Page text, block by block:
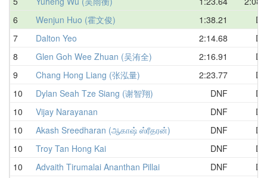
6
Wenjun Huo (霍文俊) 1:38.21
7
Dalton Yeo 2:14.68
8
Glen Goh Wee Zhuan (吴洧全) 2:16.91
9
Chang Hong Liang (张泓量) 2:23.77
10
Dylan Seah Tze Siang (谢智翔) DNF
10
Vijay Narayanan DNF
10
Akash Sreedharan (ஆகாஷ் ஸ்ரீதரன்) DNF
10
Troy Tan Hong Kai DNF
10
Advaith Tirumalai Ananthan Pillai DNF